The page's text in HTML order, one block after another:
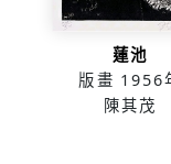
蓮池
版畫 1956
陳其茂